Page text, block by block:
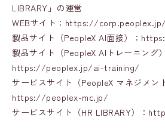
LIBRARY」の運営
WEBサイト：https://corp.peoplex.jp/
製品サイト（PeopleX AI面接）：
製品サイト（PeopleX AIトレーニング
https://peoplex.jp/ai-training/
サービスサイト（PeopleX マネジメン
https://peoplex-mc.jp/
サービスサイト（HR LIBRARY）：